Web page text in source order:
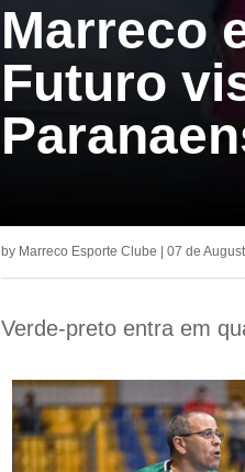
Marreco
Futuro
by Marreco Esporte Clube 07 de
Verde-preto entra em